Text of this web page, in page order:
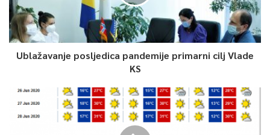
Ublažavanje posljedica pandemije primarni cilj Vlade
KS